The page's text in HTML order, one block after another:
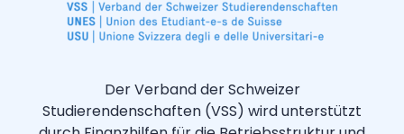
Der Verband der Schweizer
Studierendenschaften (VSS) wird unterstützt